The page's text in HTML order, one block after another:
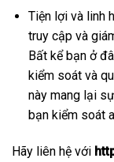
Tiện lợi và linh
truy cập và
Bất kể bạn ở
kiểm soát và
này mang lại
bạn kiểm soát
Hãy liên hệ với